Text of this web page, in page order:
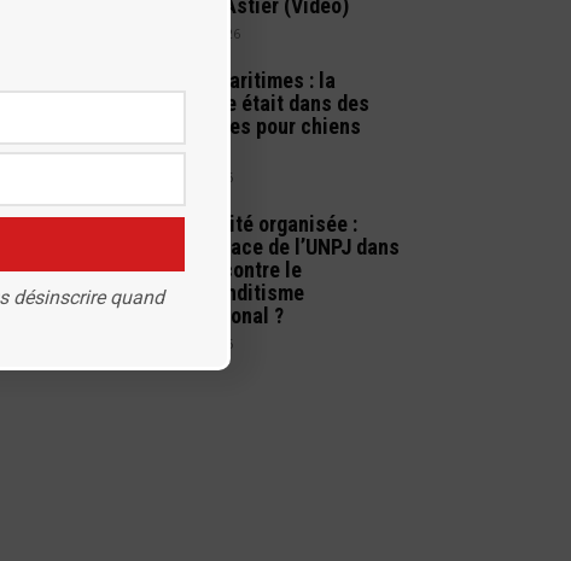
à Saint-Astier (Vidéo)
14 juillet 2026
Alpes-Maritimes : la
kétamine était dans des
croquettes pour chiens
(Vidéo)
9 juillet 2026
Criminalité organisée :
quelle place de l’UNPJ dans
la lutte contre le
narcobanditisme
international ?
1 juillet 2026
désinscrire quand